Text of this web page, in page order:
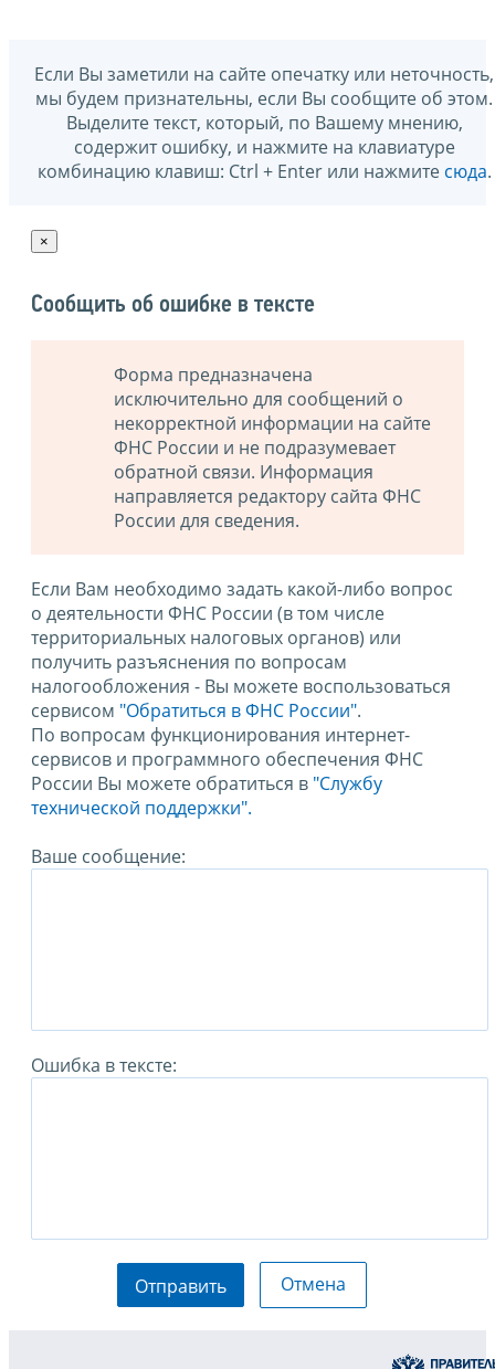
Если Вы заметили на сайте опечатку или неточность,
мы будем признательны, если Вы сообщите об этом.
Выделите текст, который, по Вашему мнению,
содержит ошибку, и нажмите на клавиатуре
комбинацию клавиш: Ctrl + Enter или нажмите сюда.
×
Сообщить об ошибке в тексте
Форма предназначена
исключительно для сообщений о
некорректной информации на сайте
ФНС России и не подразумевает
обратной связи. Информация
направляется редактору сайта ФНС
России для сведения.
Если Вам необходимо задать какой-либо вопрос
о деятельности ФНС России (в том числе
территориальных налоговых органов) или
получить разъяснения по вопросам
налогообложения - Вы можете воспользоваться
сервисом "Обратиться в ФНС России".
По вопросам функционирования интернет-
сервисов и программного обеспечения ФНС
России Вы можете обратиться в "Службу
технической поддержки".
Ваше сообщение:
Ошибка в тексте:
Отправить Отмена